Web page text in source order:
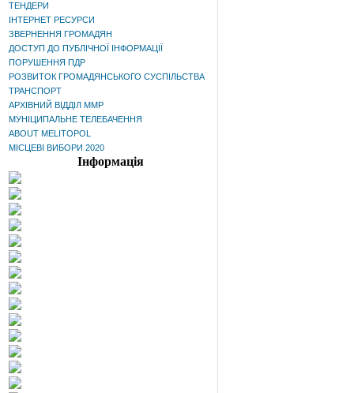
ТЕНДЕРИ
ІНТЕРНЕТ РЕСУРСИ
ЗВЕРНЕННЯ ГРОМАДЯН
ДОСТУП ДО ПУБЛІЧНОЇ ІНФОРМАЦІЇ
ПОРУШЕННЯ ПДР
РОЗВИТОК ГРОМАДЯНСЬКОГО СУСПІЛЬСТВА
ТРАНСПОРТ
АРХІВНИЙ ВІДДІЛ ММР
МУНІЦИПАЛЬНЕ ТЕЛЕБАЧЕННЯ
ABOUT MELITOPOL
МІСЦЕВІ ВИБОРИ 2020
Інформація